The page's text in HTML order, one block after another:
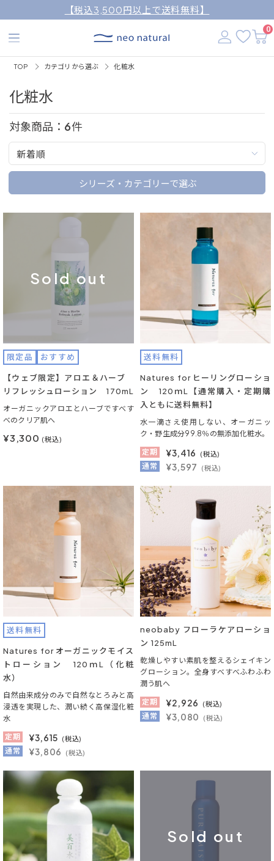
【税込3,500円以上で送料無料】
0
TOP カテゴリから選ぶ 化粧水
化粧水
対象商品： 6件
新着順
シリーズ・カテゴリーで選ぶ
Sold out
限定品 おすすめ
【ウェブ限定】アロエ＆ハーブ
リフレッシュローション 170mL
オーガニックアロエとハーブですべす
べのクリア肌へ
¥3,300 (税込)
送料無料
Natures for ヒーリングローショ
ン 120ｍL【通常購入・定期購
入ともに送料無料】
水一滴さえ使用しない、オーガニッ
ク・野生成分99.8％の無添加化粧水。
定期
¥3,416 (税込)
通常 ¥3,597 (税込)
送料無料
Natures for オーガニックモイス
トローション 120ｍL（化粧
水）
自然由来成分のみで自然なとろみと高
浸透を実現した、潤い続く高保湿化粧
水
定期
¥3,615 (税込)
通常 ¥3,806 (税込)
neobaby フローラケアローショ
ン 125mL
乾燥しやすい素肌を整えるシェイキン
グローション。全身すべすべふわふわ
潤う肌へ
定期
¥2,926 (税込)
通常 ¥3,080 (税込)
Sold out